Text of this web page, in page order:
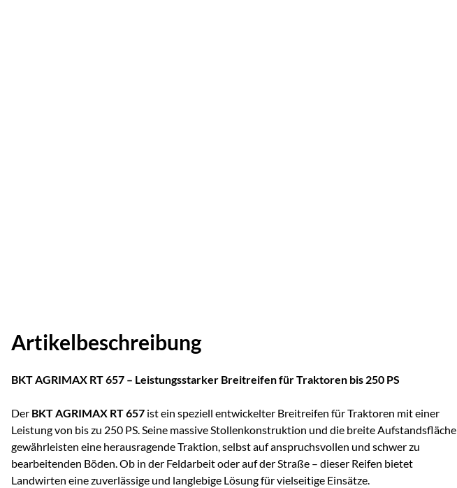
Artikelbeschreibung
BKT AGRIMAX RT 657 – Leistungsstarker Breitreifen für Traktoren bis 250 PS
Der BKT AGRIMAX RT 657 ist ein speziell entwickelter Breitreifen für Traktoren mit einer
Leistung von bis zu 250 PS. Seine massive Stollenkonstruktion und die breite Aufstandsfläche
gewährleisten eine herausragende Traktion, selbst auf anspruchsvollen und schwer zu
bearbeitenden Böden. Ob in der Feldarbeit oder auf der Straße – dieser Reifen bietet
Landwirten eine zuverlässige und langlebige Lösung für vielseitige Einsätze.